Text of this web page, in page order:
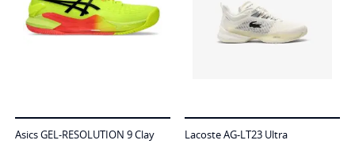
Asics GEL-RESOLUTION 9 Clay Lacoste AG-LT23 Ultra